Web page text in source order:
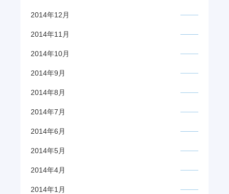
2014年12月
2014年11月
2014年10月
2014年9月
2014年8月
2014年7月
2014年6月
2014年5月
2014年4月
2014年1月